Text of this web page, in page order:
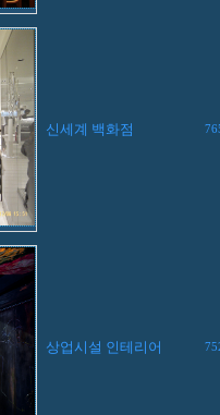
신세계 백화점
상업시설 인테리어